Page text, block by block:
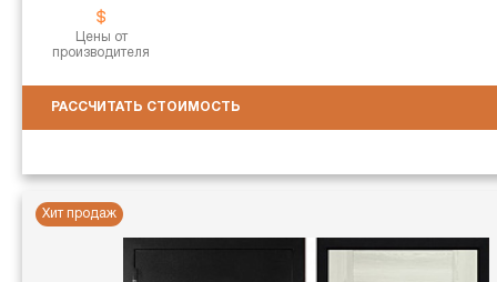
Цены от
производителя
РАССЧИТАТЬ СТОИМОСТЬ
Хит продаж